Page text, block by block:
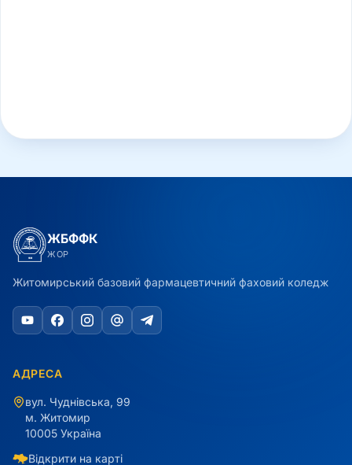
ЖБФФК
ЖОР
Житомирський базовий фармацевтичний фаховий коледж
АДРЕСА
вул. Чуднівська, 99
м. Житомир
10005 Україна
Відкрити на карті